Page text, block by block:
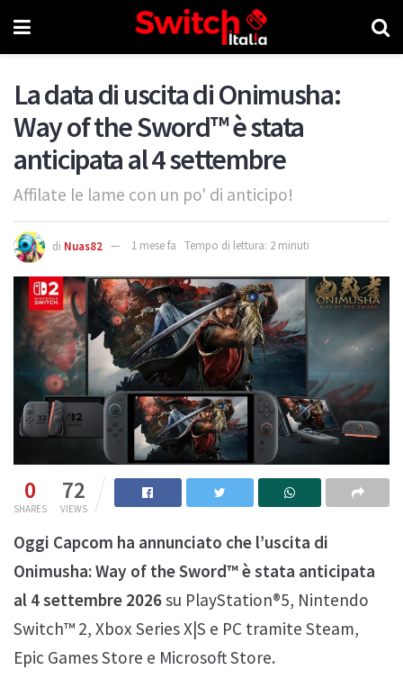
La data di uscita di Onimusha:
Way of the Sword™ è stata
anticipata al 4 settembre
Affilate le lame con un po' di anticipo!
di Nuas82 1 mese fa Tempo di lettura: 2 minuti
0
SHARES
72
VIEWS
Oggi Capcom ha annunciato che l’uscita di
Onimusha: Way of the Sword™ è stata anticipata
al 4 settembre 2026su PlayStation®5, Nintendo
Switch™ 2, Xbox Series X|S e PC tramite Steam,
Epic Games Store e Microsoft Store.